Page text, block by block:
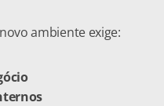
ambiente exige: